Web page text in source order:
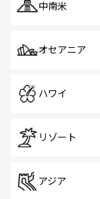
中南米
オセアニア
ハワイ
リゾート
アジア